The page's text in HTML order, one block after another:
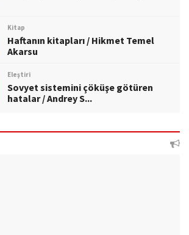
Kitap
Haftanın kitapları / Hikmet Temel
Akarsu
Eleştiri
Sovyet sistemini çöküşe götüren
hatalar / Andrey S...